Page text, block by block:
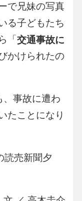
で兄妹の写真
る子どもたち
「交通事故に
かけられたの
、事故に遭わ
たことになり
売新聞夕